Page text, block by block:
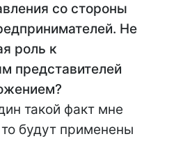
со стороны
Не
роль к
представителей
такой факт мне
то будут применены